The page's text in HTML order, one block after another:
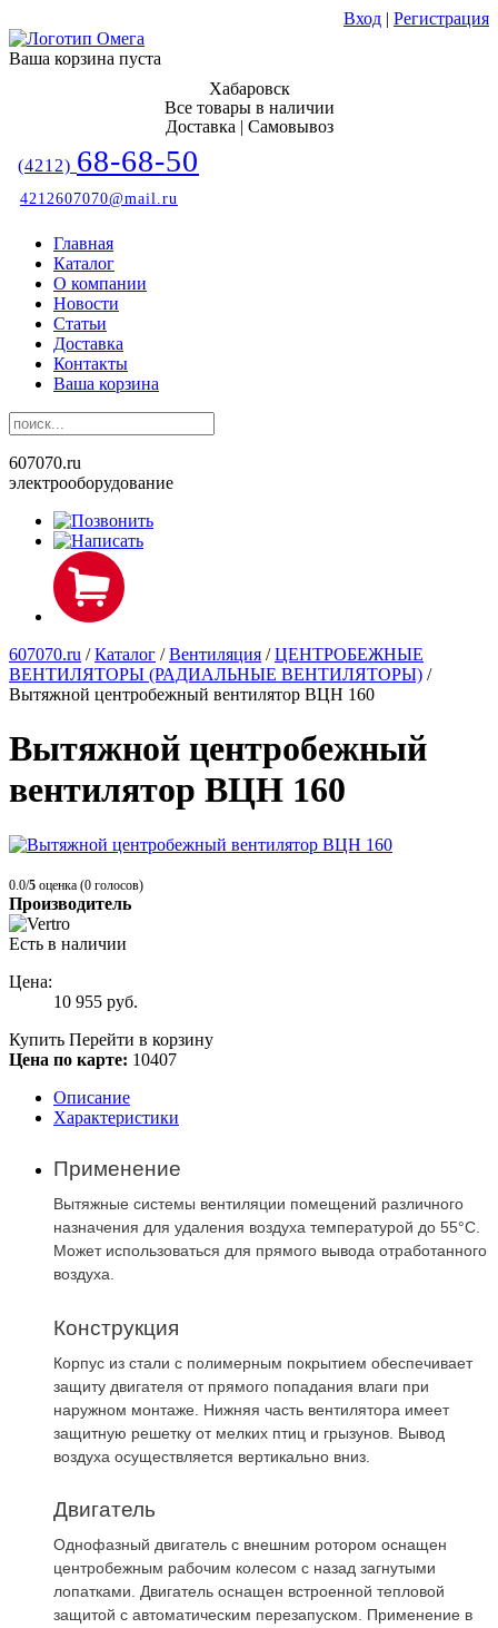
Вход | Регистрация
Ваша корзина пуста
Хабаровск
Все товары в наличии
Доставка | Самовывоз
(4212) 68-68-50
4212607070@mail.ru
Главная
Каталог
О компании
Новости
Статьи
Доставка
Контакты
Ваша корзина
607070.ru
электрооборудование
607070.ru /Каталог /Вентиляция /ЦЕНТРОБЕЖНЫЕ
ВЕНТИЛЯТОРЫ (РАДИАЛЬНЫЕ ВЕНТИЛЯТОРЫ) /
Вытяжной центробежный вентилятор ВЦН 160
Вытяжной центробежный
вентилятор ВЦН 160
0.0/5 оценка (0 голосов)
Производитель
Есть в наличии
Цена:
10 955 руб.
Купить Перейти в корзину
Цена по карте: 10407
Описание
Характеристики
Применение
Вытяжные системы вентиляции помещений различного
назначения для удаления воздуха температурой до 55°С.
Может использоваться для прямого вывода отработанного
воздуха.
Конструкция
Корпус из стали с полимерным покрытием обеспечивает
защиту двигателя от прямого попадания влаги при
наружном монтаже. Нижняя часть вентилятора имеет
защитную решетку от мелких птиц и грызунов. Вывод
воздуха осуществляется вертикально вниз.
Двигатель
Однофазный двигатель с внешним ротором оснащен
центробежным рабочим колесом с назад загнутыми
лопатками. Двигатель оснащен встроенной тепловой
защитой с автоматическим перезапуском. Применение в